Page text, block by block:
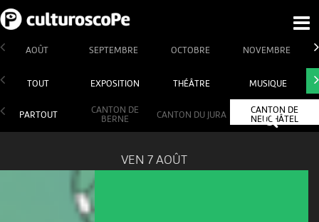
AOÛT SEPTEMBRE OCTOBRE NOVEMBRE
TOUT EXPOSITION THÉÂTRE MUSIQUE
PARTOUT
CANTON DE
BERNE
CANTON DU JURA
CANTON DE
NEUCHÂTEL
VEN 7 AOÛT